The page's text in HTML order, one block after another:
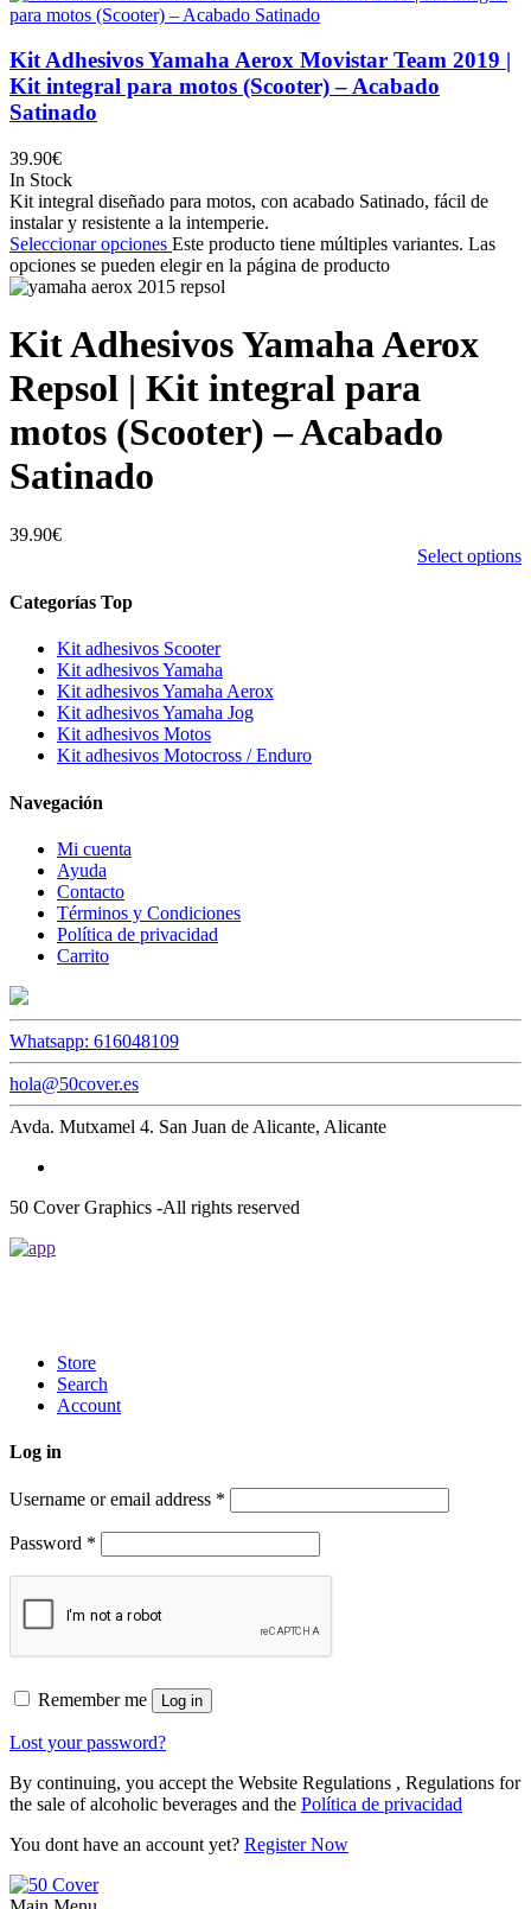
Kit Adhesivos Yamaha Aerox Movistar Team 2019 |
Kit integral para motos (Scooter) – Acabado
Satinado
39.90€
In Stock
Kit integral diseñado para motos, con acabado Satinado, fácil de
instalar y resistente a la intemperie.
Seleccionar opciones Este producto tiene múltiples variantes. Las
opciones se pueden elegir en la página de producto
Kit Adhesivos Yamaha Aerox
Repsol | Kit integral para
motos (Scooter) – Acabado
Satinado
39.90€
Select options
Categorías Top
Kit adhesivos Scooter
Kit adhesivos Yamaha
Kit adhesivos Yamaha Aerox
Kit adhesivos Yamaha Jog
Kit adhesivos Motos
Kit adhesivos Motocross / Enduro
Navegación
Mi cuenta
Ayuda
Contacto
Términos y Condiciones
Política de privacidad
Carrito
Whatsapp: 616048109
hola@50cover.es
Avda. Mutxamel 4. San Juan de Alicante, Alicante
50 Cover Graphics -All rights reserved
Store
Search
Account
Log in
Username or email address *
Password *
Remember me Log in
Lost your password?
By continuing, you accept the Website Regulations , Regulations for
the sale of alcoholic beverages and the Política de privacidad
You dont have an account yet? Register Now